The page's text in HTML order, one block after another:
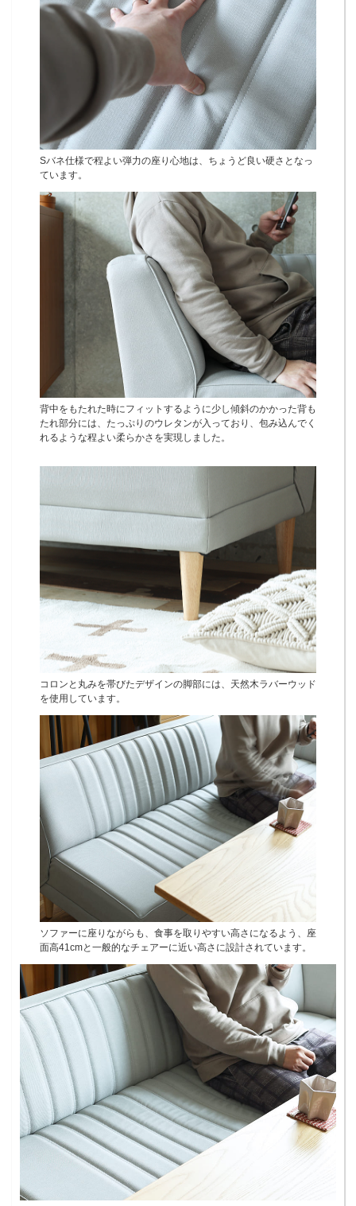
Sバネ仕様で程よい弾力の座り心地は、ちょうど良い硬さとなっ
ています。
背中をもたれた時にフィットするように少し傾斜のかかった背も
たれ部分には、たっぷりのウレタンが入っており、包み込んでく
れるような程よい柔らかさを実現しました。
コロンと丸みを帯びたデザインの脚部には、天然木ラバーウッド
を使用しています。
ソファーに座りながらも、食事を取りやすい高さになるよう、座
面高41cmと一般的なチェアーに近い高さに設計されています。